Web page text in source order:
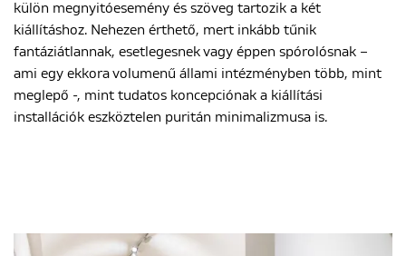
külön megnyitóesemény és szöveg tartozik a két
kiállításhoz. Nehezen érthető, mert inkább tűnik
fantáziátlannak, esetlegesnek vagy éppen spórolósnak –
ami egy ekkora volumenű állami intézményben több, mint
meglepő -, mint tudatos koncepciónak a kiállítási
installációk eszköztelen puritán minimalizmusa is.